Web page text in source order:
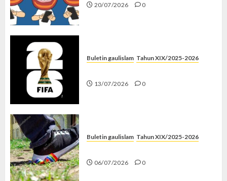
20/07/2026 0
Buletin gaulislam Tahun XIX/2025-2026
13/07/2026 0
Buletin gaulislam Tahun XIX/2025-2026
06/07/2026 0